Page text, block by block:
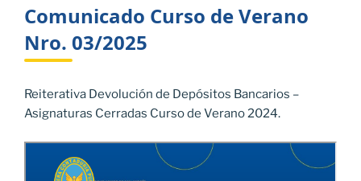
Comunicado Curso de Verano
Nro. 03/2025
Reiterativa Devolución de Depósitos Bancarios –
Asignaturas Cerradas Curso de Verano 2024.